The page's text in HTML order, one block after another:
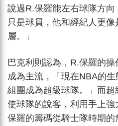
說過R.保羅能左右球隊方
只是球員，他和經紀人更
層。」
巴克利則認為，R.保羅的
成為主流，「現在NBA的生
組團成為超級球隊。」而
使球隊的說客，利用手上
保羅的籌碼從騎士隊時期